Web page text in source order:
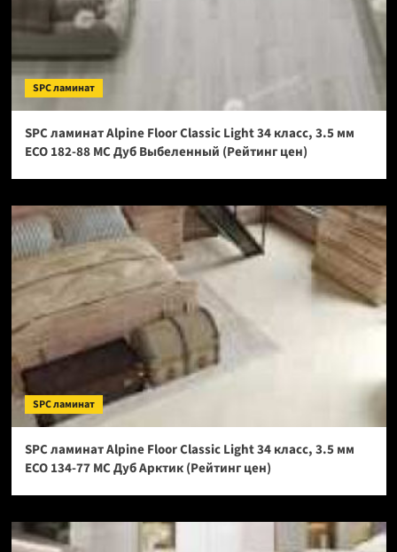
SPC ламинат
SPC ламинат Alpine Floor Classic Light 34 класс, 3.5 мм
ECO 182-88 МС Дуб Выбеленный (Рейтинг цен)
SPC ламинат
SPC ламинат Alpine Floor Classic Light 34 класс, 3.5 мм
ECO 134-77 МС Дуб Арктик (Рейтинг цен)